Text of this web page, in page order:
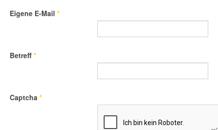
Eigene E-Mail *
Betreff *
Captcha *